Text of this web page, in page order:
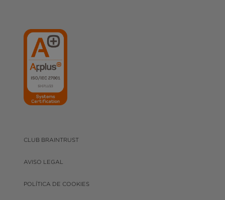
CLUB BRAINTRUST
AVISO LEGAL
POLÍTICA DE COOKIES